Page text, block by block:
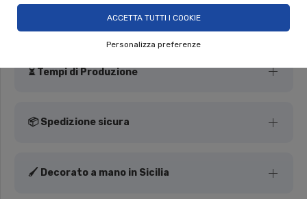
ACCETTA TUTTI I COOKIE
Personalizza preferenze
Nino Parrucca
⏳ Tempi di Produzione
📦 Spedizione sicura
🖌️ Decorato a mano in Sicilia